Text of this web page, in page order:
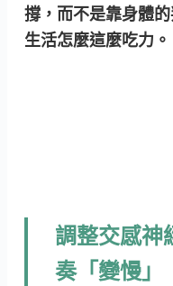
撐，而不是靠身體
生活怎麼這麼吃力。
調整交感神
奏「變慢」